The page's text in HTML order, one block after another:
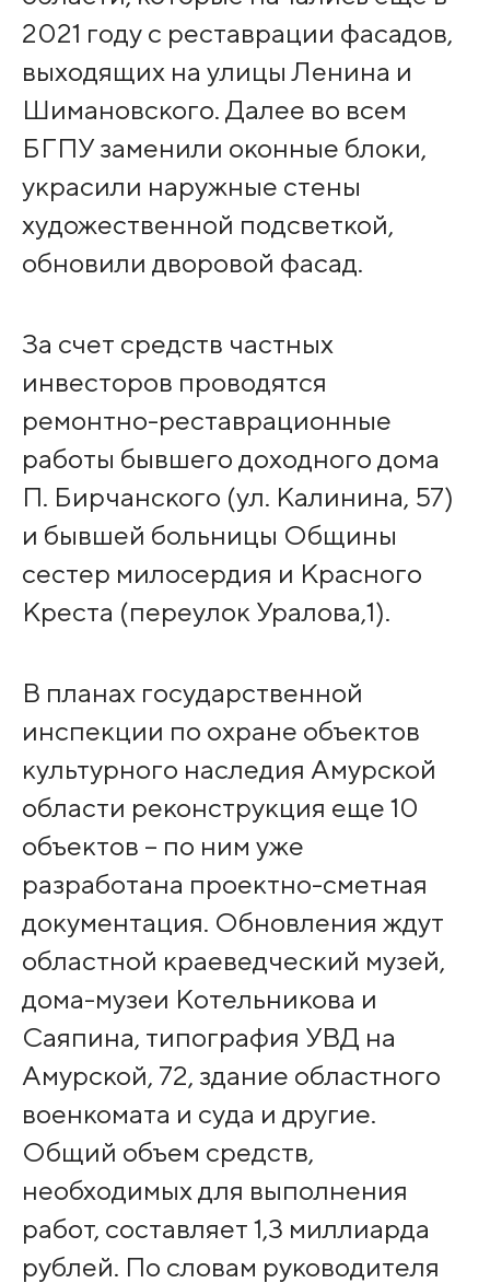
2021 году с реставрации фасадов,
выходящих на улицы Ленина и
Шимановского. Далее во всем
БГПУ заменили оконные блоки,
украсили наружные стены
художественной подсветкой,
обновили дворовой фасад.
За счет средств частных
инвесторов проводятся
ремонтно-реставрационные
работы бывшего доходного дома
П. Бирчанского (ул. Калинина, 57)
и бывшей больницы Общины
сестер милосердия и Красного
Креста (переулок Уралова,1).
В планах государственной
инспекции по охране объектов
культурного наследия Амурской
области реконструкция еще 10
объектов – по ним уже
разработана проектно-сметная
документация. Обновления ждут
областной краеведческий музей,
дома-музеи Котельникова и
Саяпина, типография УВД на
Амурской, 72, здание областного
военкомата и суда и другие.
Общий объем средств,
необходимых для выполнения
работ, составляет 1,3 миллиарда
рублей. По словам руководителя